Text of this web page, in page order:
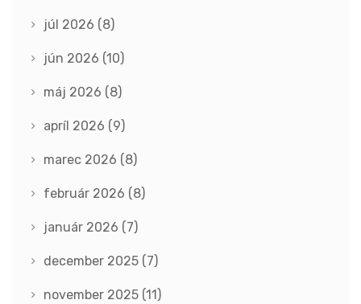
júl 2026 (8)
jún 2026 (10)
máj 2026 (8)
apríl 2026 (9)
marec 2026 (8)
február 2026 (8)
január 2026 (7)
december 2025 (7)
november 2025 (11)